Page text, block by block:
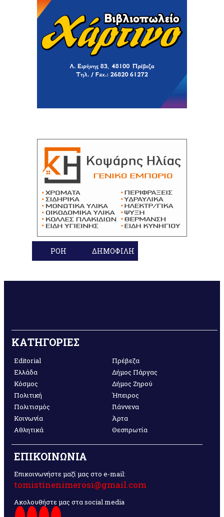
ΡΟΗ ΔΗΜΟΦΙΛΗ
ΚΑΤΗΓΟΡΙΕΣ
Editorial
Ελλάδα
Κόσμος
Πολιτική
Πολιτισμός
Κοινωνία
Αθλητικά
Πρέβεζα
Δήμος Πάργας
Δήμος Ζηρού
Ήπειρος
Γιάννενα
Άρτα
Θεσπρωτία
ΕΠΙΚΟΙΝΩΝΙΑ
Επικοινωνήστε μαζί μας στο e-mail:
tomistinenimerosi@gmail.com
Ακολουθήστε μας στα social media